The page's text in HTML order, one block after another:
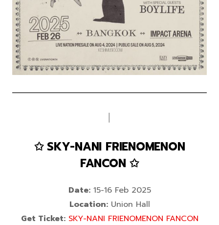
✩ SKY-NANI FRIENOMENON
FANCON ✩
Date:15-16 Feb 2025
Location:Union Hall
Get Ticket: SKY-NANI FRIENOMENON FANCON